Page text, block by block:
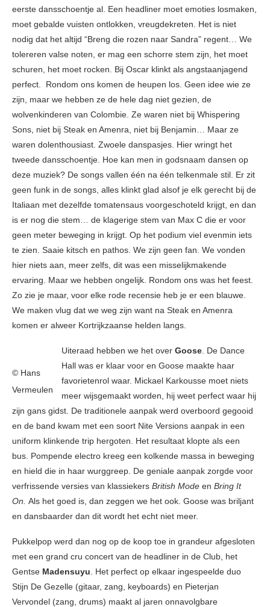
eerste dansschoentje al. Een headliner moet emoties losmaken,
moet gebalde vuisten ontlokken, vreugdekreten. Het is niet
nodig dat het altijd “Breng die rozen naar Sandra” regent… We
tolereren valse noten, er mag een schorre stem zijn, het moet
schuren, het moet rocken. Bij Oscar klinkt als angstaanjagend
perfect. Rondom ons komen de heupen los. Geen idee wie ze
zijn, maar we hebben ze de hele dag niet gezien, de
wolvenkinderen van Colombie. Ze waren niet bij Whispering
Sons, niet bij Steak en Amenra, niet bij Benjamin… Maar ze
waren dolenthousiast. Zwoele danspasjes. Hier wringt het
tweede dansschoentje. Hoe kan men in godsnaam dansen op
deze muziek? De songs vallen één na één telkenmale stil. Er zit
geen funk in de songs, alles klinkt glad alsof je elk gerecht bij de
Italiaan met dezelfde tomatensaus voorgeschoteld krijgt, en dan
is er nog die stem… de klagerige stem van Max C die er voor
geen meter beweging in krijgt. Op het podium viel evenmin iets
te zien. Saaie kitsch en pathos. We zijn geen fan. We vonden
hier niets aan, meer zelfs, dit was een misselijkmakende
ervaring. Maar we hebben ongelijk. Rondom ons was het feest.
Zo zie je maar, voor elke rode recensie heb je er een blauwe.
We maken vlug dat we weg zijn want na Steak en Amenra
komen er alweer Kortrijkzaanse helden langs.
© Hans
Vermeulen
Uiteraad hebben we het over Goose. De Dance
Hall was er klaar voor en Goose maakte haar
favorietenrol waar. Mickael Karkousse moet niets
meer wijsgemaakt worden, hij weet perfect waar hij
zijn gans gidst. De traditionele aanpak werd overboord gegooid
en de band kwam met een soort Nite Versions aanpak in een
uniform klinkende trip hergoten. Het resultaat klopte als een
bus. Pompende electro kreeg een kolkende massa in beweging
en hield die in haar wurggreep. De geniale aanpak zorgde voor
verfrissende versies van klassiekers British Mode en Bring It
On. Als het goed is, dan zeggen we het ook. Goose was briljant
en dansbaarder dan dit wordt het echt niet meer.
Pukkelpop werd dan nog op de koop toe in grandeur afgesloten
met een grand cru concert van de headliner in de Club, het
Gentse Madensuyu. Het perfect op elkaar ingespeelde duo
Stijn De Gezelle (gitaar, zang, keyboards) en Pieterjan
Vervondel (zang, drums) maakt al jaren onnavolgbare